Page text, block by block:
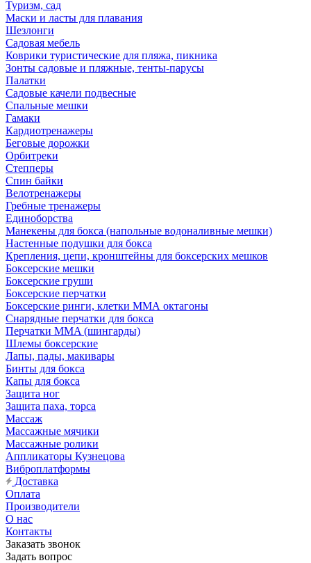
Туризм, сад
Маски и ласты для плавания
Шезлонги
Садовая мебель
Коврики туристические для пляжа, пикника
Зонты садовые и пляжные, тенты-парусы
Палатки
Садовые качели подвесные
Спальные мешки
Гамаки
Кардиотренажеры
Беговые дорожки
Орбитреки
Степперы
Спин байки
Велотренажеры
Гребные тренажеры
Единоборства
Манекены для бокса (напольные водоналивные мешки)
Настенные подушки для бокса
Крепления, цепи, кронштейны для боксерских мешков
Боксерские мешки
Боксерские груши
Боксерские перчатки
Боксерские ринги, клетки ММА октагоны
Снарядные перчатки для бокса
Перчатки MMA (шингарды)
Шлемы боксерские
Лапы, пады, макивары
Бинты для бокса
Капы для бокса
Защита ног
Защита паха, торса
Массаж
Массажные мячики
Массажные ролики
Аппликаторы Кузнецова
Виброплатформы
Доставка
Оплата
Производители
О нас
Контакты
Заказать звонок
Задать вопрос